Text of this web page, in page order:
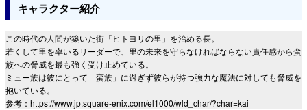
キャラクター紹介
この時代の人間が築いた街「ヒトヨリの里」を治める長。
若くして里を率いるリーダーで、里の未来を守らなければならない責任感から蛮
族への脅威を最も強く受け止めている。
ミュー族は彼にとって「蛮族」に過ぎず彼らが持つ強力な魔法に対しても脅威を
抱いている。
参考：https://www.jp.square-enix.com/el1000/wld_char/?char=kai